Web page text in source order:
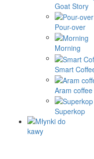
Goat Story
Pour-over
Morning
Smart
Aram coffee
Superkop